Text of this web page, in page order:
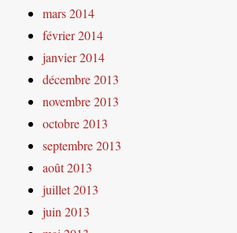
mars 2014
février 2014
janvier 2014
décembre 2013
novembre 2013
octobre 2013
septembre 2013
août 2013
juillet 2013
juin 2013